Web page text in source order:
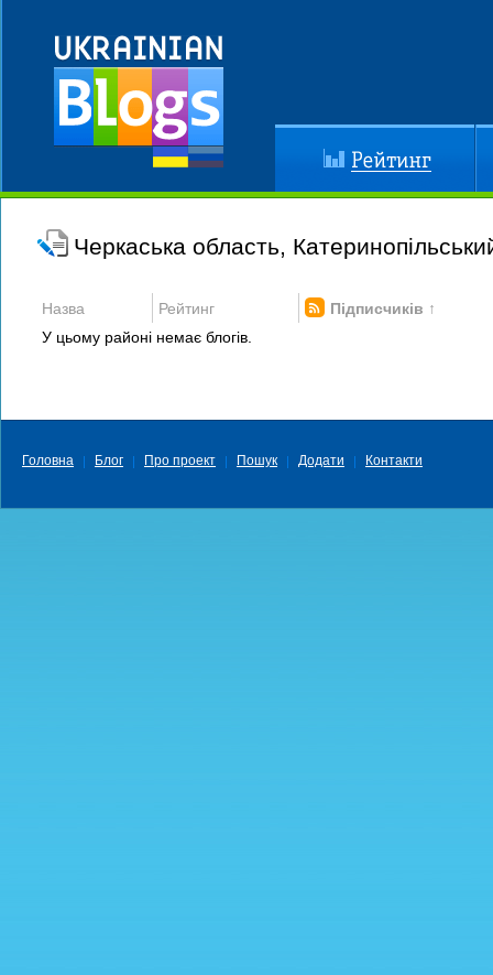
Рейтинг
Черкаська область,
Назва Рейтинг
Підписчиків ↑
У цьому районі немає блогів.
Головна Блог Про проект Пошук Додати Контакти